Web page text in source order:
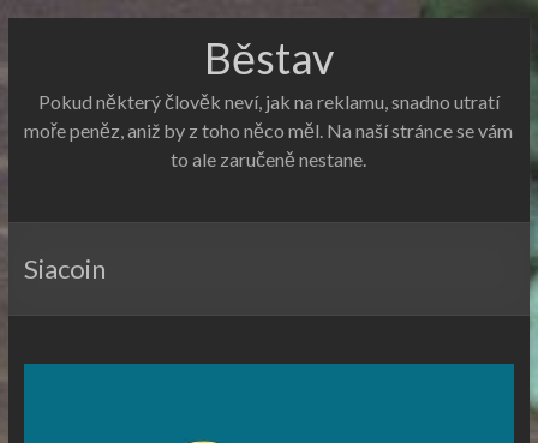
Běstav
Pokud některý člověk neví, jak na reklamu, snadno utratí
moře peněz, aniž by z toho něco měl. Na naší stránce se vám
to ale zaručeně nestane.
Siacoin